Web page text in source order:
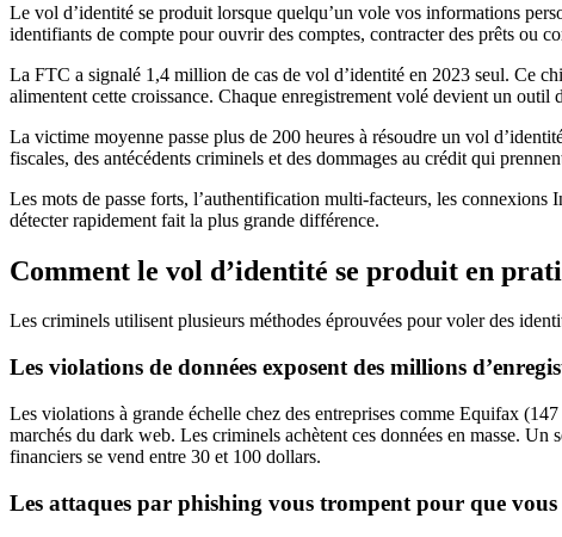
Le vol d’identité se produit lorsque quelqu’un vole vos informations
identifiants de compte pour ouvrir des comptes, contracter des prêts ou
La FTC a signalé 1,4 million de cas de vol d’identité en 2023 seul. Ce
alimentent cette croissance. Chaque enregistrement volé devient un outil
La victime moyenne passe plus de 200 heures à résoudre un vol
fiscales, des antécédents criminels et des dommages au crédit qui
Les mots de passe forts, l’authentification multi-facteurs, les
détecter rapidement fait la plus grande différence.
Comment le vol d’identité se produit en
Les criminels utilisent plusieurs méthodes éprouvées pour voler des
Les violations de données exposent des millions
Les violations à grande échelle chez des entreprises comme Equifax
marchés du dark web. Les criminels achètent ces données en masse.
financiers se vend entre 30 et 100 dollars.
Les attaques par phishing vous trompent pour que vous